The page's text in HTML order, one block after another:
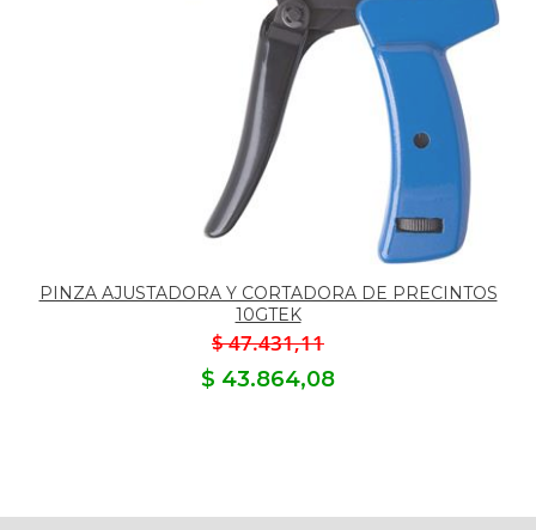
PINZA AJUSTADORA Y CORTADORA DE PRECINTOS
10GTEK
$ 47.431,11
$ 43.864,08